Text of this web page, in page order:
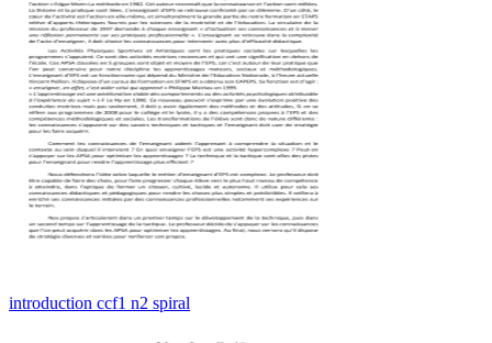
introduction ccf1 n2 spiral